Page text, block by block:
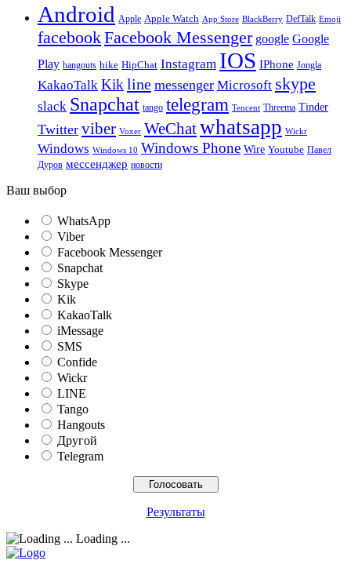
Android Apple Apple Watch App Store BlackBerry DefTalk Emoji
facebookFacebook Messenger google Google
Play hangouts hike HipChat Instagram IOS IPhone Jongla
KakaoTalk Kik line messenger Microsoft skype
slack Snapchat tango telegram Tencent Threema Tinder
Twitter viber Voxer WeChatwhatsapp Wickr
Windows Windows 10 Windows Phone Wire Youtube Павел
Дуров мессенджер новости
Ваш выбор
WhatsApp
Viber
Facebook Messenger
Snapchat
Skype
Kik
KakaoTalk
iMessage
SMS
Confide
Wickr
LINE
Tango
Hangouts
Другой
Telegram
Результаты
Loading ...